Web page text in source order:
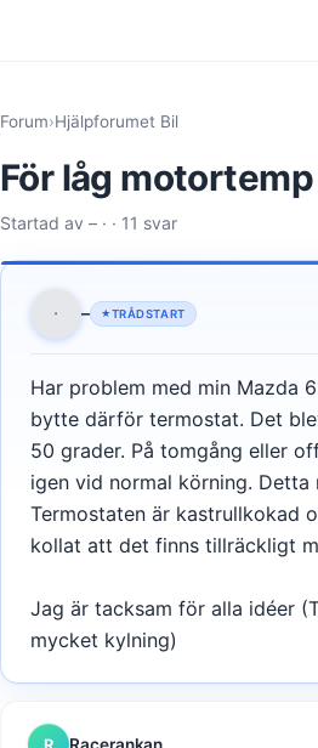
Forum›Hjälpforumet Bil
För låg
Startad av – · · 11 svar
· – TRÅDSTART
Har problem med min Mazda
bytte därför termostat. Det
50 grader. På tomgång eller
igen vid normal körning.
Termostaten är kastrullkokad
kollat att det finns tillräckligt
Jag är tacksam för alla idéer
mycket kylning)